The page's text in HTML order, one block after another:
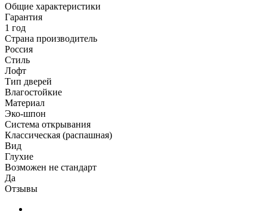
Общие характеристики
Гарантия
1 год
Страна производитель
Россия
Стиль
Лофт
Тип дверей
Влагостойкие
Материал
Эко-шпон
Система открывания
Классическая (распашная)
Вид
Глухие
Возможен не стандарт
Да
Отзывы